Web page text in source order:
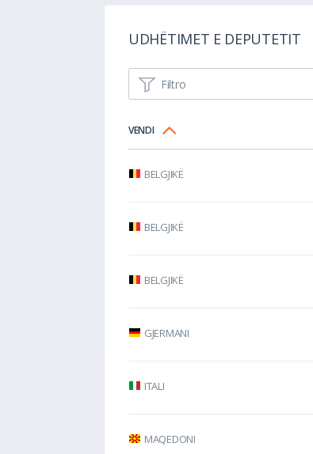
UDHËTIMET E DEPUTETIT
Filtro
VENDI
BELGJIKË
BELGJIKË
BELGJIKË
GJERMANI
ITALI
MAQEDONI